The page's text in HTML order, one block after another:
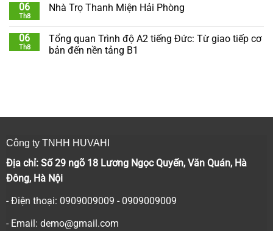
06
Th8
Nhà Trọ Thanh Miện Hải Phòng
06
Th8
Tổng quan Trình độ A2 tiếng Đức: Từ giao tiếp cơ
bản đến nền tảng B1
Công ty TNHH HUVAHI
Địa chỉ: Số 29 ngõ 18 Lương Ngọc Quyến, Văn Quán, Hà
Đông, Hà Nội
- Điện thoại: 0909009009 - 0909009009
- Email: demo@gmail.com